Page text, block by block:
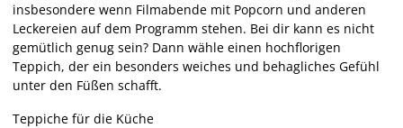
insbesondere wenn Filmabende mit Popcorn und anderen
Leckereien auf dem Programm stehen. Bei dir kann es nicht
gemütlich genug sein? Dann wähle einen hochflorigen
Teppich, der ein besonders weiches und behagliches Gefühl
unter den Füßen schafft.
Teppiche für die Küche